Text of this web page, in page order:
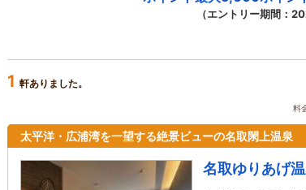
（エントリー期間：
1 軒ありました。
料
太平洋・広浦湾を一望する絶景ビューの名取閖上温泉
名取ゆりあげ